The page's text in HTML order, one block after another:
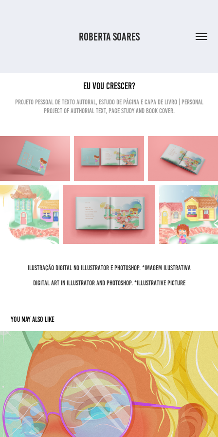
ROBERTA SOARES
EU VOU CRESCER?
Projeto pessoal de texto autoral, estudo de página e capa de livro | Personal
project of authorial text, page study and book cover.
Ilustração digital no illustrator E PHOTOSHOP. *Imagem ilustrativa
Digital art in Illustrator AND PHOTOSHOP. *Illustrative Picture
You may also like
Sou eu | It's me
2021